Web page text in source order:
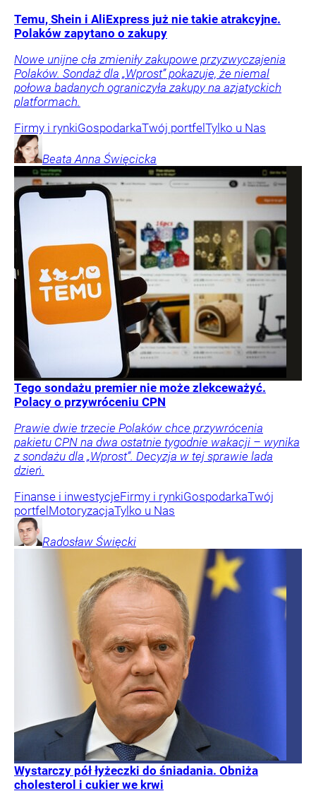
Temu, Shein i AliExpress już nie takie atrakcyjne.
Polaków zapytano o zakupy
Nowe unijne cła zmieniły zakupowe przyzwyczajenia
Polaków. Sondaż dla „Wprost” pokazuje, że niemal
połowa badanych ograniczyła zakupy na azjatyckich
platformach.
Firmy i rynkiGospodarkaTwój portfel Tylko u Nas
Beata Anna Święcicka
Tego sondażu premier nie może zlekceważyć.
Polacy o przywróceniu CPN
Prawie dwie trzecie Polaków chce przywrócenia
pakietu CPN na dwa ostatnie tygodnie wakacji – wynika
z sondażu dla „Wprost”. Decyzja w tej sprawie lada
dzień.
Finanse i inwestycjeFirmy i rynkiGospodarkaTwój
portfel MotoryzacjaTylko u Nas
Radosław Święcki
Wystarczy pół łyżeczki do śniadania. Obniża
cholesterol i cukier we krwi